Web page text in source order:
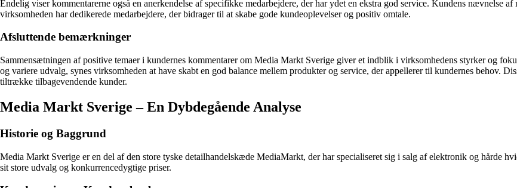
Endelig viser kommentarerne også en anerkendelse af specifikke medarbejdere, der har ydet en ekstra god service. Kundens nævnelse
virksomheden har dedikerede medarbejdere, der bidrager til at skabe gode kundeoplevelser og positiv omtale.
Afsluttende bemærkninger
Sammensætningen af positive temaer i kundernes kommentarer om Media Markt Sverige giver et indblik i virksomhedens styrker og
og variere udvalg, synes virksomheden at have skabt en god balance mellem produkter og service, der appellerer til kundernes behov.
tiltrække tilbagevendende kunder.
Media Markt Sverige – En Dybdegående Analyse
Historie og Baggrund
Media Markt Sverige er en del af den store tyske detailhandelskæde MediaMarkt, der har specialiseret sig i salg af elektronik og hårde
sit store udvalg og konkurrencedygtige priser.